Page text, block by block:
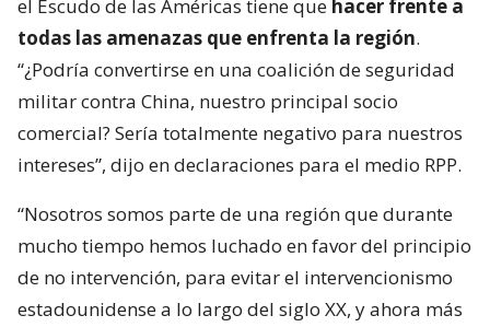
el Escudo de las Américas tiene que hacer frente a
todas las amenazas que enfrenta la región.
“¿Podría convertirse en una coalición de seguridad
militar contra China, nuestro principal socio
comercial? Sería totalmente negativo para nuestros
intereses”, dijo en declaraciones para el medio RPP.
“Nosotros somos parte de una región que durante
mucho tiempo hemos luchado en favor del principio
de no intervención, para evitar el intervencionismo
estadounidense a lo largo del siglo XX, y ahora más